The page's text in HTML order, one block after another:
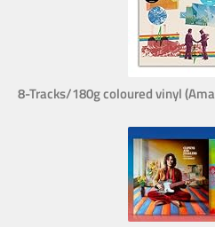
8-Tracks/180g coloured vinyl